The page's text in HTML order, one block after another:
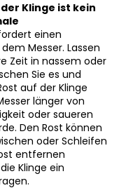
Rost auf
Klinge ist kein
einen
Messer. Lassen
Zeit in nassem oder
Sie es und
auf der Klinge
länger von
oder saueren
Den Rost können
oder Schleifen
entfernen